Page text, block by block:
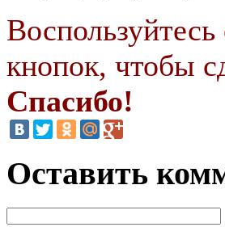
кнопок, чтобы
Спасибо!
Оставить